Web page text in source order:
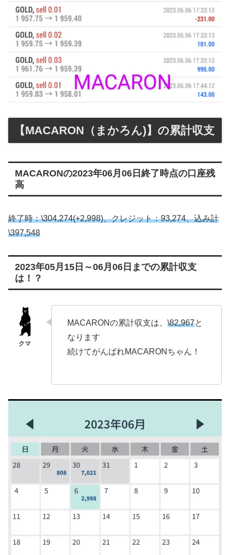
【MACARON（まかろん)】の累計収支
MACARONの2023年06月06日終了時点の口座残
高
終了時：\304,274(+2,998)、クレジット：93,274、込み計
\397,548
2023年05月15日～06月06日までの累計収支
は！？
MACARONの累計収支は、 \82,967と
なります
続けてがんばれMACARONちゃん！